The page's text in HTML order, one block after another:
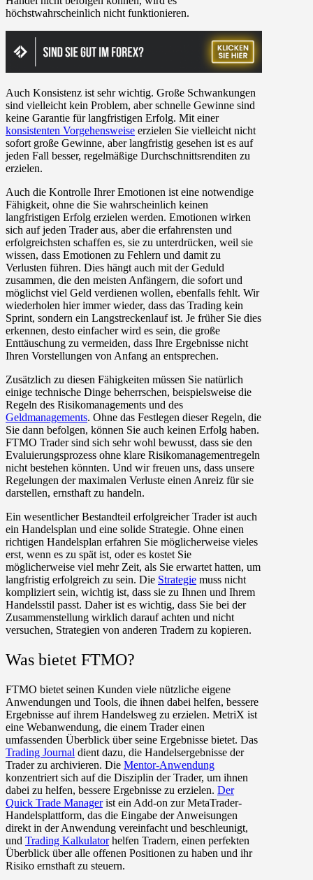
höchstwahrscheinlich nicht funktionieren.
Auch Konsistenz ist sehr wichtig. Große Schwankungen
sind vielleicht kein Problem, aber schnelle Gewinne sind
keine Garantie für langfristigen Erfolg. Mit einer
konsistenten Vorgehensweise erzielen Sie vielleicht nicht
sofort große Gewinne, aber langfristig gesehen ist es auf
jeden Fall besser, regelmäßige Durchschnittsrenditen zu
erzielen.
Auch die Kontrolle Ihrer Emotionen ist eine notwendige
Fähigkeit, ohne die Sie wahrscheinlich keinen
langfristigen Erfolg erzielen werden. Emotionen wirken
sich auf jeden Trader aus, aber die erfahrensten und
erfolgreichsten schaffen es, sie zu unterdrücken, weil sie
wissen, dass Emotionen zu Fehlern und damit zu
Verlusten führen. Dies hängt auch mit der Geduld
zusammen, die den meisten Anfängern, die sofort und
möglichst viel Geld verdienen wollen, ebenfalls fehlt. Wir
wiederholen hier immer wieder, dass das Trading kein
Sprint, sondern ein Langstreckenlauf ist. Je früher Sie dies
erkennen, desto einfacher wird es sein, die große
Enttäuschung zu vermeiden, dass Ihre Ergebnisse nicht
Ihren Vorstellungen von Anfang an entsprechen.
Zusätzlich zu diesen Fähigkeiten müssen Sie natürlich
einige technische Dinge beherrschen, beispielsweise die
Regeln des Risikomanagements und des
Geldmanagements. Ohne das Festlegen dieser Regeln, die
Sie dann befolgen, können Sie auch keinen Erfolg haben.
FTMO Trader sind sich sehr wohl bewusst, dass sie den
Evaluierungsprozess ohne klare Risikomanagementregeln
nicht bestehen könnten. Und wir freuen uns, dass unsere
Regelungen der maximalen Verluste einen Anreiz für sie
darstellen, ernsthaft zu handeln.
Ein wesentlicher Bestandteil erfolgreicher Trader ist auch
ein Handelsplan und eine solide Strategie. Ohne einen
richtigen Handelsplan erfahren Sie möglicherweise vieles
erst, wenn es zu spät ist, oder es kostet Sie
möglicherweise viel mehr Zeit, als Sie erwartet hatten, um
langfristig erfolgreich zu sein. Die Strategie muss nicht
kompliziert sein, wichtig ist, dass sie zu Ihnen und Ihrem
Handelsstil passt. Daher ist es wichtig, dass Sie bei der
Zusammenstellung wirklich darauf achten und nicht
versuchen, Strategien von anderen Tradern zu kopieren.
Was bietet FTMO?
FTMO bietet seinen Kunden viele nützliche eigene
Anwendungen und Tools, die ihnen dabei helfen, bessere
Ergebnisse auf ihrem Handelsweg zu erzielen. MetriX ist
eine Webanwendung, die einem Trader einen
umfassenden Überblick über seine Ergebnisse bietet. Das
Trading Journal dient dazu, die Handelsergebnisse der
Trader zu archivieren. Die Mentor-Anwendung
konzentriert sich auf die Disziplin der Trader, um ihnen
dabei zu helfen, bessere Ergebnisse zu erzielen. Der
Quick Trade Managerist ein Add-on zur MetaTrader-
Handelsplattform, das die Eingabe der Anweisungen
direkt in der Anwendung vereinfacht und beschleunigt,
und Trading Kalkulatorhelfen Tradern, einen perfekten
Überblick über alle offenen Positionen zu haben und ihr
Risiko ernsthaft zu steuern.